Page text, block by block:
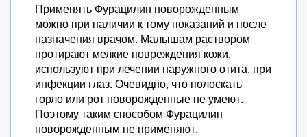
Применять Фурацилин новорожденным
можно при наличии к тому показаний и после
назначения врачом. Малышам раствором
протирают мелкие повреждения кожи,
используют при лечении наружного отита, при
инфекции глаз. Очевидно, что полоскать
горло или рот новорожденные не умеют.
Поэтому таким способом Фурацилин
новорожденным не применяют.